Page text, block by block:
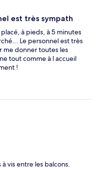
est très sympath
à pieds, à 5 minutes
Le personnel est très
me donner toutes les
tout comme à l accueil
!
vis entre les balcons.